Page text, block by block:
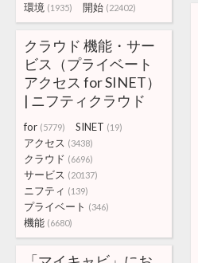
環境 (1935) 開始 (22402)
クラウド 機能・サー
ビス（プライベート
アクセス for SINET）
| ニフティクラウド
for (5779) SINET (19)
アクセス (3438)
クラウド (6696)
サービス (20137)
ニフティ (139)
プライベート (346)
機能 (6680)